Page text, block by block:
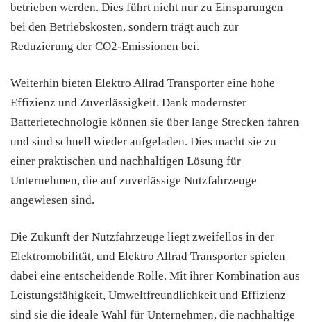
betrieben werden. Dies führt nicht nur zu Einsparungen
bei den Betriebskosten, sondern trägt auch zur
Reduzierung der CO2-Emissionen bei.
Weiterhin bieten Elektro Allrad Transporter eine hohe
Effizienz und Zuverlässigkeit. Dank modernster
Batterietechnologie können sie über lange Strecken fahren
und sind schnell wieder aufgeladen. Dies macht sie zu
einer praktischen und nachhaltigen Lösung für
Unternehmen, die auf zuverlässige Nutzfahrzeuge
angewiesen sind.
Die Zukunft der Nutzfahrzeuge liegt zweifellos in der
Elektromobilität, und Elektro Allrad Transporter spielen
dabei eine entscheidende Rolle. Mit ihrer Kombination aus
Leistungsfähigkeit, Umweltfreundlichkeit und Effizienz
sind sie die ideale Wahl für Unternehmen, die nachhaltige